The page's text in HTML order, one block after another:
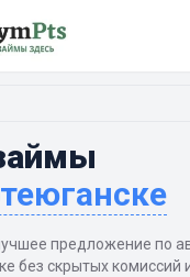
предложение по
без скрытых комиссий